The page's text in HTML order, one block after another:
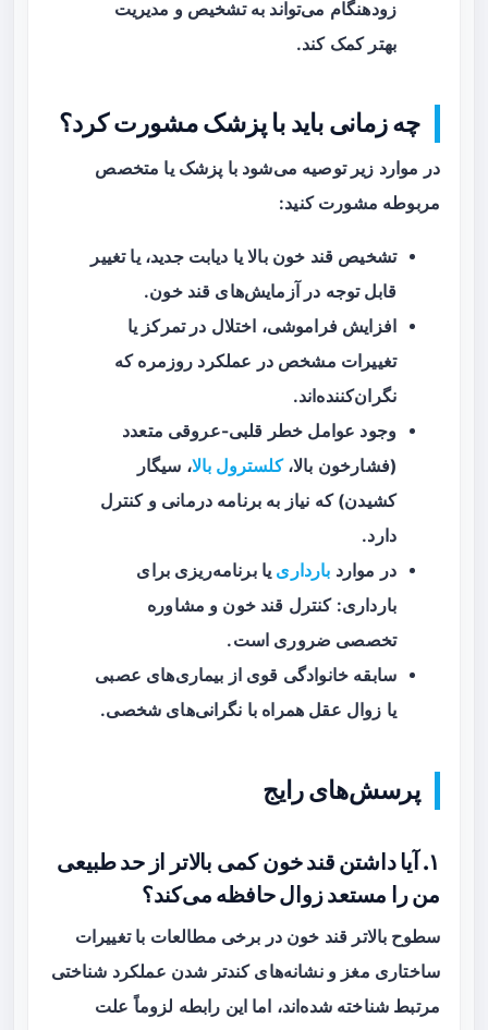
زودهنگام می‌تواند به تشخیص و مدیریت
بهتر کمک کند.
چه زمانی باید با پزشک مشورت کرد؟
در موارد زیر توصیه می‌شود با پزشک یا متخصص
مربوطه مشورت کنید:
تشخیص قند خون بالا یا دیابت جدید، یا تغییر
قابل توجه در آزمایش‌های قند خون.
افزایش فراموشی، اختلال در تمرکز یا
تغییرات مشخص در عملکرد روزمره که
نگران‌کننده‌اند.
وجود عوامل خطر قلبی-عروقی متعدد
(فشارخون بالا،کلسترول بالا، سیگار
کشیدن) که نیاز به برنامه درمانی و کنترل
دارد.
در موارد بارداری یا برنامه‌ریزی برای
بارداری: کنترل قند خون و مشاوره
تخصصی ضروری است.
سابقه خانوادگی قوی از بیماری‌های عصبی
یا زوال عقل همراه با نگرانی‌های شخصی.
پرسش‌های رایج
۱. آیا داشتن قند خون کمی بالاتر از حد طبیعی
من را مستعد زوال حافظه می‌کند؟
سطوح بالاتر قند خون در برخی مطالعات با تغییرات
ساختاری مغز و نشانه‌های کندتر شدن عملکرد شناختی
مرتبط شناخته شده‌اند، اما این رابطه لزوماً علت